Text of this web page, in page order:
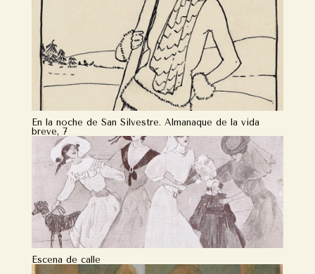
En la noche de San Silvestre. Almanaque de la vida
breve, 7
Escena de calle